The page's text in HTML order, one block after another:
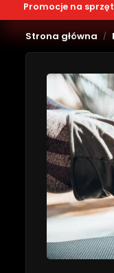
Promocje na
Strona główna /